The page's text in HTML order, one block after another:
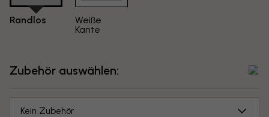
Randlos
Weiße
Kante
Zubehör auswählen:
Kein Zubehör